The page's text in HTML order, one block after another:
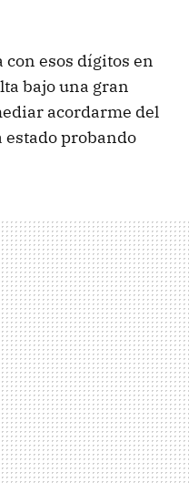
con esos dígitos en
bajo una gran
acordarme del
estado probando